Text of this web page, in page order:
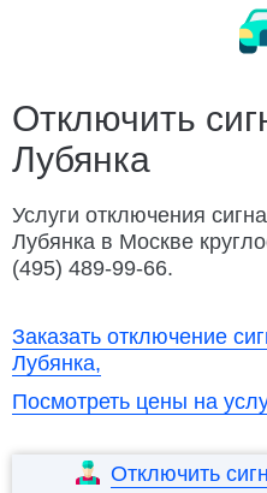
Открыть капот
Слить топливо
Отключить
Лубянка
Услуги отключения
Лубянка в Москве
(495) 489-99-66.
Заказать отключение
Лубянка,
Посмотреть цены на
Отключить